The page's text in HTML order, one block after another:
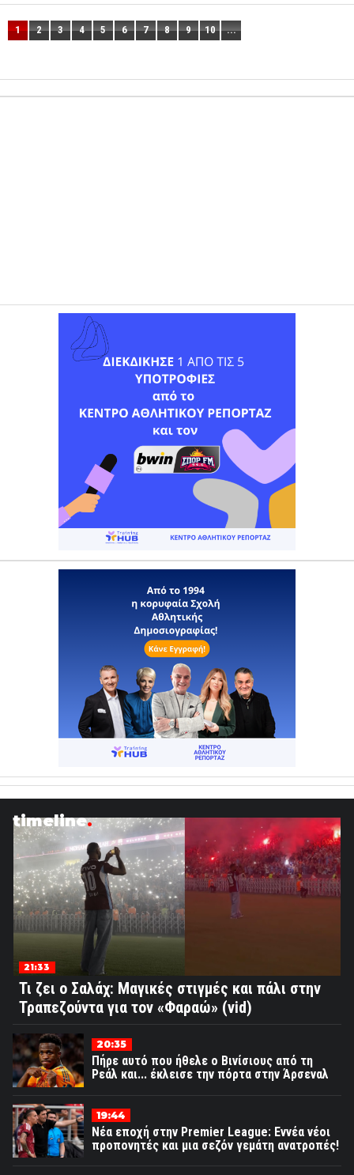
1 2 3 4 5 6 7 8 9 10 ...
timeline
21:33
Τι ζει ο Σαλάχ: Μαγικές στιγμές και πάλι στην
Τραπεζούντα για τον «Φαραώ» (vid)
20:35
Πήρε αυτό που ήθελε ο Βινίσιους από τη
Ρεάλ και... έκλεισε την πόρτα στην Άρσεναλ
19:44
Νέα εποχή στην Premier League: Εννέα νέοι
προπονητές και μια σεζόν γεμάτη ανατροπές!